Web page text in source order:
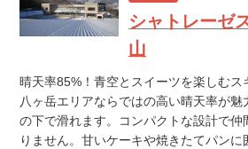
シャトレーゼ
山
晴天率85%！青空とスイーツを楽しむス
八ヶ岳エリアならではの高い晴天率が
の下で滑れます。コンパクトな設計で仲
りません。甘いケーキや焼きたてパン